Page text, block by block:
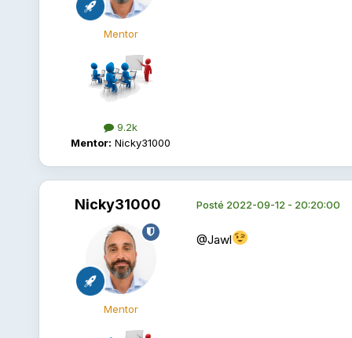
Mentor
9.2k
Mentor: Nicky31000
Nicky31000
Mentor
Posté 2022-09-12 - 20:20:00
@Jawl